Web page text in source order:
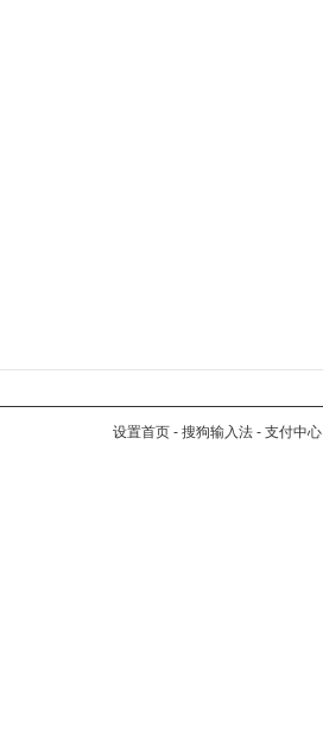
设置首页 - 搜狗输入法 - 支付中心